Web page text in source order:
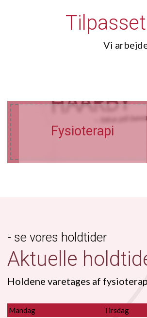
Vi
Fysioterapi
- se vores holdtider
Aktuelle
Holdene varetages af
Mandag Tirsdag